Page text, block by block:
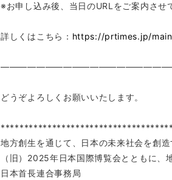
※お申し込み後、当日のURLをご案内させ
詳しくはこちら： https://prtimes.jp/
どうぞよろしくお願いいたします。
地方創生を通じて、日本の未来社会を創
（旧）2025年日本国際博覧会とともに、
日本首長連合事務局